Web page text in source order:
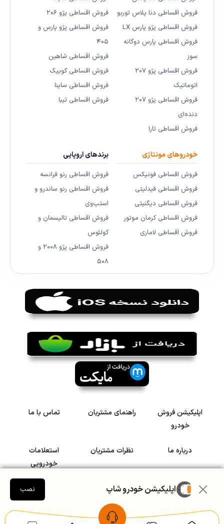
فروش اقساطی دنا پلاس توربو
فروش اقساطی پژو پارس LX
فروش اقساطی پارس دوگانه
سوز
فروش اقساطی پژو ۲۰۷
اتوماتیک
فروش اقساطی پژو ۲۰۷
دنده‌ای
فروش اقساطی تارا
فروش اقساطی پژو ۲۰۶
فروش اقساطی پژو پارس و
۴۰۵
فروش اقساطی شاهین
فروش اقساطی کوییک
فروش اقساطی ساینا
فروش اقساطی تیبا
خودروهای مونتاژی
فروش اقساطی فونیکس
فروش اقساطی فیدلیتی
فروش اقساطی دیگنیتی
فروش اقساطی کرمان موتور
فروش اقساطی لاماری
برندهای اروپایی
فروش اقساطی رنو فرانسه
فروش اقساطی رنو ساندرو و
استپ‌وی
فروش اقساطی تالیسمان و
کولئوس
فروش اقساطی پژو ۲۰۰۸ و
۵۰۸
اپلیکیشن فروش
خودرو
راهنمای مشتریان تماس با ما
درباره ما نظرات مشتریان
استعلامات
خودرویی
سرمایه گذاری در
رضایت مشتریان
اپلیکیشن خودرو شاپ نصب